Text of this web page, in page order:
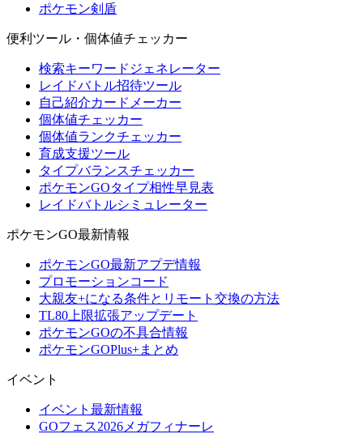
ポケモン剣盾
便利ツール・個体値チェッカー
検索キーワードジェネレーター
レイドバトル招待ツール
自己紹介カードメーカー
個体値チェッカー
個体値ランクチェッカー
育成支援ツール
タイプバランスチェッカー
ポケモンGOタイプ相性早見表
レイドバトルシミュレーター
ポケモンGO最新情報
ポケモンGO最新アプデ情報
プロモーションコード
大親友+になる条件とリモート交換の方法
TL80上限拡張アップデート
ポケモンGOの不具合情報
ポケモンGOPlus+まとめ
イベント
イベント最新情報
GOフェス2026メガフィナーレ